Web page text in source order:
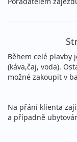
Během celé plavby
(káva,čaj, voda).
možné zakoupit v
Na přání klienta
a případně